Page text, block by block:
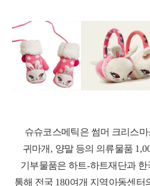
슈슈코스메틱은 썸머 크리스
귀마개 , 양말 등의 의류물품
기부물품은 하트-하트재단과
통해 전국 180여개 지역아동센터